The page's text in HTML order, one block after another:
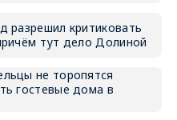
разрешил критиковать
тут дело Долиной
не торопятся
гостевые дома в